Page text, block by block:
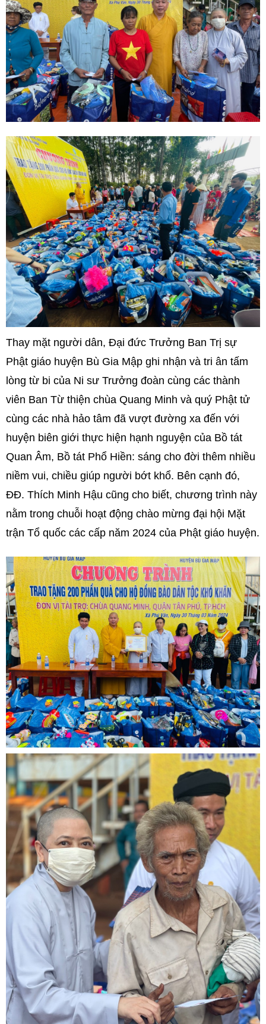
Thay mặt người dân, Đại đức Trưởng Ban Trị sự
Phật giáo huyện Bù Gia Mập ghi nhận và tri ân tấm
lòng từ bi của Ni sư Trưởng đoàn cùng các thành
viên Ban Từ thiện chùa Quang Minh và quý Phật tử
cùng các nhà hảo tâm đã vượt đường xa đến với
huyện biên giới thực hiện hạnh nguyện của Bồ tát
Quan Âm, Bồ tát Phổ Hiền: sáng cho đời thêm nhiều
niềm vui, chiều giúp người bớt khổ. Bên cạnh đó,
ĐĐ. Thích Minh Hậu cũng cho biết, chương trình này
nằm trong chuỗi hoạt động chào mừng đại hội Mặt
trận Tổ quốc các cấp năm 2024 của Phật giáo huyện.